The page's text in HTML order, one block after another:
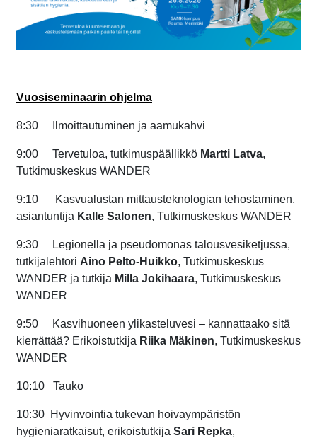
Vuosiseminaarin ohjelma
8:30 Ilmoittautuminen ja aamukahvi
9:00 Tervetuloa, tutkimuspäällikkö Martti Latva,
Tutkimuskeskus WANDER
9:10 Kasvualustan mittausteknologian tehostaminen,
asiantuntija Kalle Salonen, Tutkimuskeskus WANDER
9:30 Legionella ja pseudomonas talousvesiketjussa,
tutkijalehtori Aino Pelto-Huikko, Tutkimuskeskus
WANDER ja tutkija Milla Jokihaara, Tutkimuskeskus
WANDER
9:50
Kasvihuoneen ylikasteluvesi – kannattaako sitä
kierrättää? Erikoistutkija Riika Mäkinen, Tutkimuskeskus
WANDER
10:10 Tauko
10:30 Hyvinvointia tukevan hoivaympäristön
hygieniaratkaisut, erikoistutkija Sari Repka,